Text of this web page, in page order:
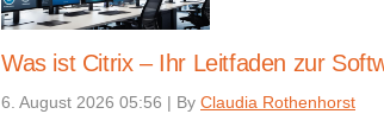
Was ist Citrix – Ihr Leitfaden zur
6. August 2026 05:56 | By Claudia Rothenhorst